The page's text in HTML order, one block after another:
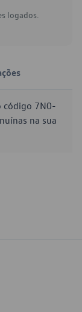
logados.
código 7N0-
na sua